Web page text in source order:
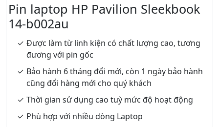
Pin laptop HP Pavilion Sleekbook
14-b002au
Được làm từ linh kiện có chất lượng cao, tương
đương với pin gốc
Bảo hành 6 tháng đổi mới, còn 1 ngày bảo hành
cũng đổi hàng mới cho quý khách
Thời gian sử dụng cao tuỳ mức độ hoạt động
Phù hợp với nhiều dòng Laptop